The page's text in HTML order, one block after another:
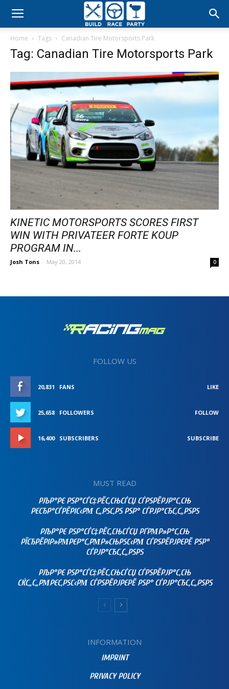
Build
Home Tags Canadian Tire Motorsports Park
Tag: Canadian Tire Motorsports Park
KINETIC MOTORSPORTS SCORES FIRST
WIN WITH PRIVATEER FORTE KOUP
PROGRAM IN...
Josh Tons - May 20, 2014 0
FOLLOW US
20,831 FANS LIKE
25,658 FOLLOWERS FOLLOW
16,400 SUBSCRIBERS SUBSCRIBE
MUST READ
РЉР°РЄ РЅР°СЃС‡РЁС‚СЊСЃСЏ СЃРЅРЁРЈР°С‚СЊ
РЄСЂР°СЃРЁРІС‹РΜ С„РЅС‚РЅ РЅР° СЃРЈР°СЂС‚С„РЅРЅ
РЉР°РЄ РЅР°СЃС‡РЁС‚СЊСЃСЏ РҐРΜР»Р°С‚СЊ
РЇСЂРЁРІР»РΜРЄР°С‚РΜР»СЊРЅС‹РΜ СЃРЅРЁРЈРЄРЁ РЅР°
СЃРЈР°СЂС‚С„РЅРЅ
РЉР°РЄ РЅР°СЃС‡РЁС‚СЊСЃСЏ СЃРЅРЁРЈР°С‚СЊ
СЌС„С„РΜРЄС‚РЅС‹РΜ СЃРЅРЁРЈРЄРЁ РЅР° СЃРЈР°СЂС‚С„РЅРЅ
INFORMATION
IMPRINT
PRIVACY POLICY